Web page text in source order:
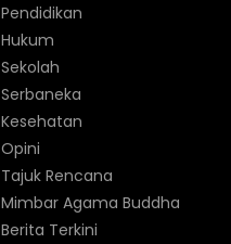
Pendidikan
Hukum
Sekolah
Serbaneka
Kesehatan
Opini
Tajuk Rencana
Mimbar Agama Buddha
Berita Terkini